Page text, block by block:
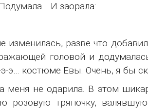
И заорала:
изменилась, разве что
головой и
э… костюме Евы. Очень, я бы
не одарила. В этом
розовую тряпочку,